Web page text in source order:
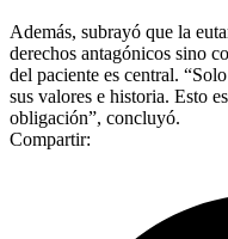
Además, subrayó que la
derechos antagónicos sino
del paciente es central.
sus valores e historia. Esto
obligación”, concluyó.
Compartir: